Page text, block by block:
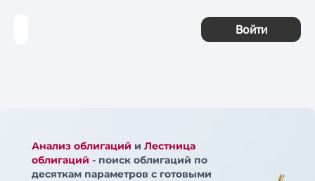
Войти
Анализ облигаций и Лестница
облигаций - поиск облигаций по
десяткам параметров с готовыми